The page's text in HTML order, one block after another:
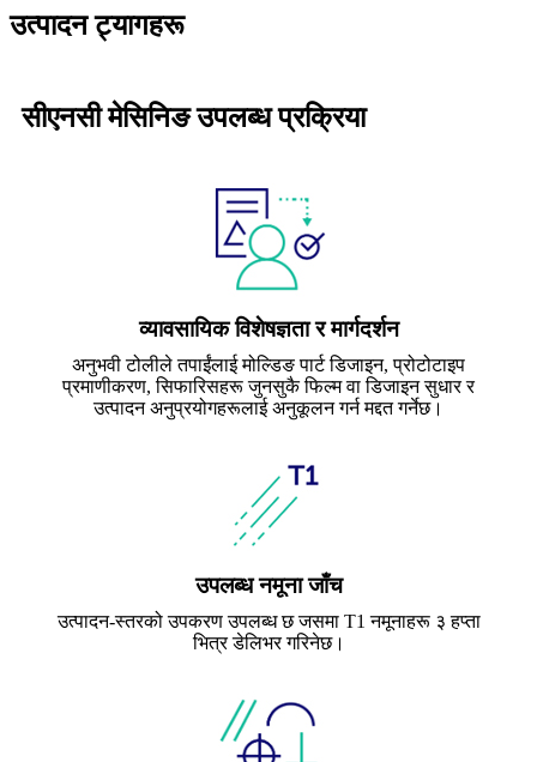
उत्पादन ट्यागहरू
सीएनसी मेसिनिङ उपलब्ध प्रक्रिया
व्यावसायिक विशेषज्ञता र मार्गदर्शन
अनुभवी टोलीले तपाईंलाई मोल्डिङ पार्ट डिजाइन, प्रोटोटाइप
प्रमाणीकरण, सिफारिसहरू जुनसुकै फिल्म वा डिजाइन सुधार र
उत्पादन अनुप्रयोगहरूलाई अनुकूलन गर्न मद्दत गर्नेछ।
उपलब्ध नमूना जाँच
उत्पादन-स्तरको उपकरण उपलब्ध छ जसमा T1 नमूनाहरू ३ हप्ता
भित्र डेलिभर गरिनेछ।